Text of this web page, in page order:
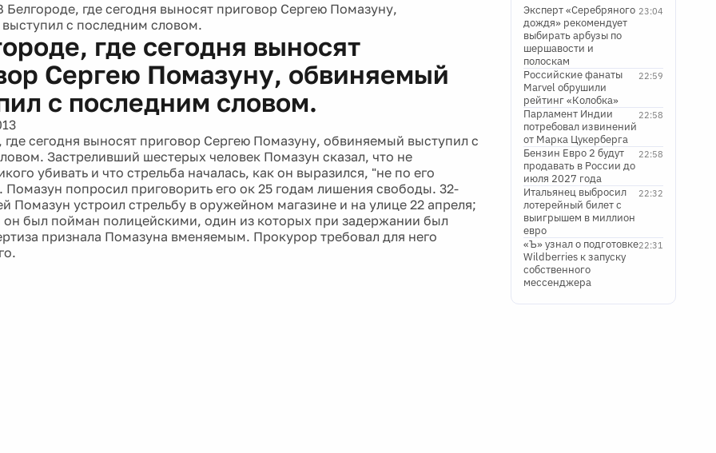
Белгороде, где сегодня выносят приговор Сергею Помазуну,
с последним словом.
где сегодня выносят
Сергею Помазуну, обвиняемый
с последним словом.
где сегодня выносят приговор Сергею Помазуну, обвиняемый выступил с
Застреливший шестерых человек Помазун сказал, что не
убивать и что стрельба началась, как он выразился, "не по его
Помазун попросил приговорить его ок 25 годам лишения свободы. 32-
Помазун устроил стрельбу в оружейном магазине и на улице 22 апреля;
он был пойман полицейскими, один из которых при задержании был
признала Помазуна вменяемым. Прокурор требовал для него
23:04
Эксперт «Серебряного
дождя» рекомендует
выбирать арбузы по
шершавости и
полоскам
22:59
Российские фанаты
Marvel обрушили
рейтинг «Колобка»
22:58
Парламент Индии
потребовал извинений
от Марка Цукерберга
22:58
Бензин Евро 2 будут
продавать в России до
июля 2027 года
22:32
Итальянец выбросил
лотерейный билет с
выигрышем в миллион
евро
22:31
«Ъ» узнал о подготовке
Wildberries к запуску
собственного
мессенджера